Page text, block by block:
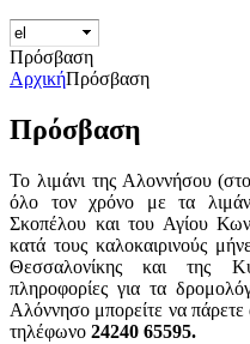
Πρόσβαση
ΑρχικήΠρόσβαση
Πρόσβαση
Το λιμάνι της Αλοννήσου
όλο τον χρόνο με τα
Σκοπέλου και του Αγίου
κατά τους καλοκαιρινούς
Θεσσαλονίκης και της
πληροφορίες για τα
Αλόννησο μπορείτε να
τηλέφωνο 24240 65595.